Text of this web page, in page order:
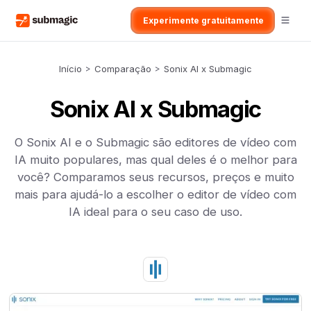
Experimente gratuitamente
Início > Comparação > Sonix AI x Submagic
Sonix AI x Submagic
O Sonix AI e o Submagic são editores de vídeo com
IA muito populares, mas qual deles é o melhor para
você? Comparamos seus recursos, preços e muito
mais para ajudá-lo a escolher o editor de vídeo com
IA ideal para o seu caso de uso.